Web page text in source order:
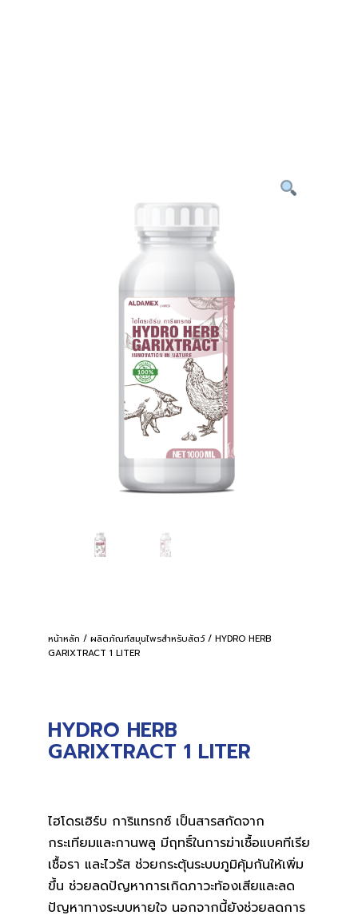
หน้าหลัก / ผลิตภัณฑ์สมุนไพรสำหรับสัตว์/ HYDRO HERB
GARIXTRACT 1 LITER
HYDRO HERB
GARIXTRACT 1 LITER
ไฮโดรเฮิร์บ การิแทรกซ์ เป็นสารสกัดจาก
กระเทียมและกานพลู มีฤทธิ์ในการฆ่าเชื้อแบคทีเรีย
เชื้อรา และไวรัส ช่วยกระตุ้นระบบภูมิคุ้มกันให้เพิ่ม
ขึ้น ช่วยลดปัญหาการเกิดภาวะท้องเสียและลด
ปัญหาทางระบบหายใจ นอกจากนี้ยังช่วยลดการ